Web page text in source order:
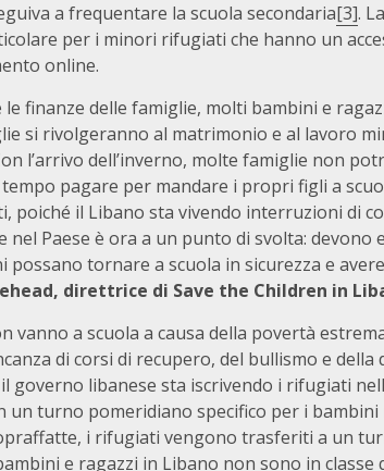
a frequentare la scuola secondaria[3].
per i minori rifugiati che hanno un
online.
finanze delle famiglie, molti bambini e
si rivolgeranno al matrimonio e al lavoro
l’arrivo dell’inverno, molte famiglie non
pagare per mandare i propri figli a
il Libano sta vivendo interruzioni di
nel Paese è ora a un punto di svolta: devono
tornare a scuola in sicurezza e
direttrice di Save the Children in
a scuola a causa della povertà
di corsi di recupero, del bullismo e della
governo libanese sta iscrivendo i rifugiati
un turno pomeridiano specifico per i
i rifugiati vengono trasferiti a un
e ragazzi in Libano non sono in classe